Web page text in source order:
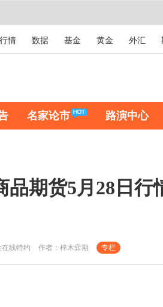
行情 数据 基金 黄金 外汇
名家论市 路演中心
品期货5月28日行
线特约 作者：梓木弈期 专栏